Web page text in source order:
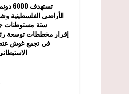
تستهدف
الأراضي الفلسطينية
ستة مستوطنات
إقرار مخططات توسعة
في تجمع غوش